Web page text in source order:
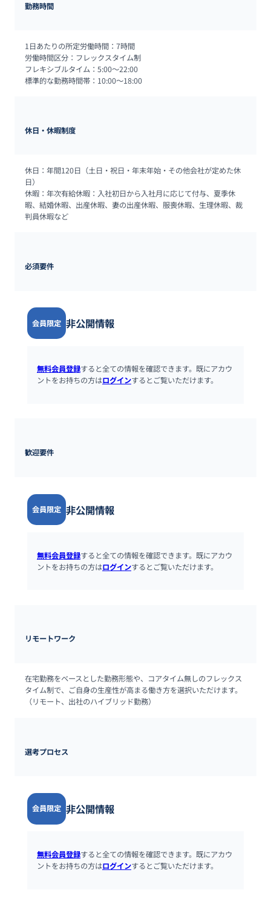
勤務時間
1日あたりの所定労働時間：7時間
労働時間区分：フレックスタイム制
フレキシブルタイム：5:00～22:00
標準的な勤務時間帯：10:00～18:00
休日・休暇制度
休日：年間120日（土日・祝日・年末年始・その他会社が定めた休
日）
休暇：年次有給休暇：入社初日から入社月に応じて付与、夏季休
暇、結婚休暇、出産休暇、妻の出産休暇、服喪休暇、生理休暇、裁
判員休暇など
必須要件
会員限定 非公開情報
無料会員登録すると全ての情報を確認できます。既にアカウ
ントをお持ちの方はログインするとご覧いただけます。
歓迎要件
会員限定 非公開情報
無料会員登録すると全ての情報を確認できます。既にアカウ
ントをお持ちの方はログインするとご覧いただけます。
リモートワーク
在宅勤務をベースとした勤務形態や、コアタイム無しのフレックス
タイム制で、ご自身の生産性が高まる働き方を選択いただけます。
（リモート、出社のハイブリッド勤務）
選考プロセス
会員限定 非公開情報
無料会員登録すると全ての情報を確認できます。既にアカウ
ントをお持ちの方はログインするとご覧いただけます。